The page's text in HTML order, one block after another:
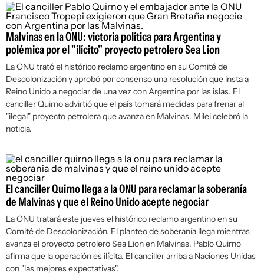
Malvinas en la ONU: victoria política para Argentina y
polémica por el "ilícito" proyecto petrolero Sea Lion
La ONU trató el histórico reclamo argentino en su Comité de
Descolonización y aprobó por consenso una resolución que insta a
Reino Unido a negociar de una vez con Argentina por las islas. El
canciller Quirno advirtió que el país tomará medidas para frenar al
"ilegal" proyecto petrolera que avanza en Malvinas. Milei celebró la
noticia.
El canciller Quirno llega a la ONU para reclamar la soberanía
de Malvinas y que el Reino Unido acepte negociar
La ONU tratará este jueves el histórico reclamo argentino en su
Comité de Descolonización. El planteo de soberanía llega mientras
avanza el proyecto petrolero Sea Lion en Malvinas. Pablo Quirno
afirma que la operación es ilícita. El canciller arriba a Naciones Unidas
con "las mejores expectativas".